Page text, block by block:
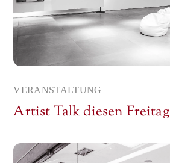
VERANSTALTUNG
Artist Talk diesen Freitag